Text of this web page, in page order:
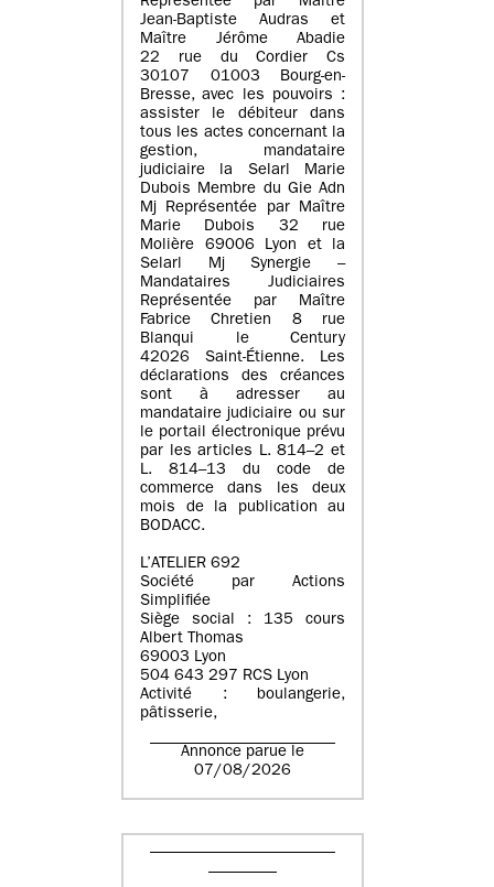
Jean-Baptiste Audras et
Maître Jérôme Abadie
22 rue du Cordier Cs
30107 01003 Bourg-en-
Bresse, avec les pouvoirs :
assister le débiteur dans
tous les actes concernant la
gestion, mandataire
judiciaire la Selarl Marie
Dubois Membre du Gie Adn
Mj Représentée par Maître
Marie Dubois 32 rue
Molière 69006 Lyon et la
Selarl Mj Synergie –
Mandataires Judiciaires
Représentée par Maître
Fabrice Chretien 8 rue
Blanqui le Century
42026 Saint-Étienne. Les
déclarations des créances
sont à adresser au
mandataire judiciaire ou sur
le portail électronique prévu
par les articles L. 814–2 et
L. 814–13 du code de
commerce dans les deux
mois de la publication au
BODACC.
L’ATELIER 692
Société par Actions
Simplifiée
Siège social : 135 cours
Albert Thomas
69003 Lyon
504 643 297 RCS Lyon
Activité : boulangerie,
pâtisserie,
Annonce parue le
07/08/2026